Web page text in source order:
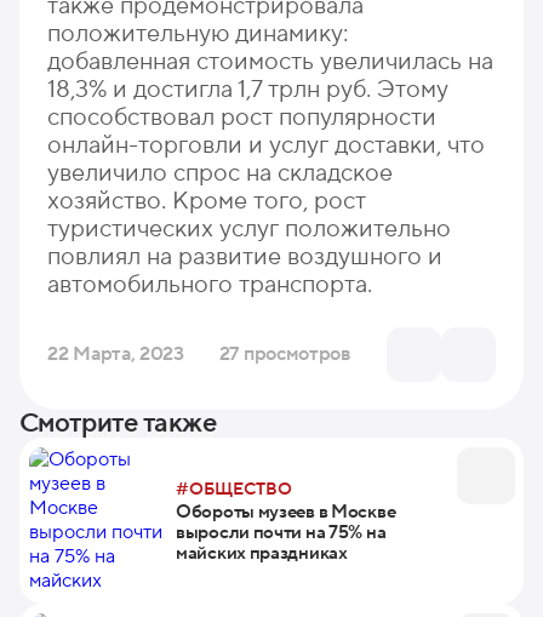
положительную динамику:
добавленная стоимость увеличилась на
18,3% и достигла 1,7 трлн руб. Этому
способствовал рост популярности
онлайн-торговли и услуг доставки, что
увеличило спрос на складское
хозяйство. Кроме того, рост
туристических услуг положительно
повлиял на развитие воздушного и
автомобильного транспорта.
22 Марта, 2023 27 просмотров
Смотрите также
#ОБЩЕСТВО
Обороты музеев в Москве
выросли почти на 75% на
майских праздниках